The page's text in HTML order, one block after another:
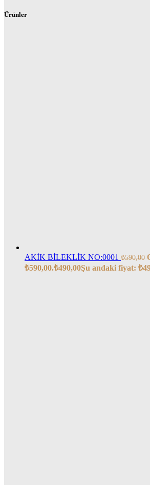
Ürünler
AKİK BİLEKLİK NO:0001 ₺590,00
₺590,00.₺490,00Şu andaki fiyat: